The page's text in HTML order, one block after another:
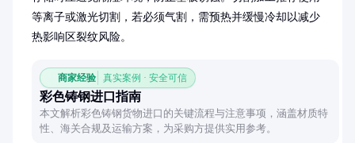
等离子或激光切割，若必须气割，需预热并缓慢冷却以减少
热影响区裂纹风险。
商家经验 真实案例 · 安全可信
彩色铸钢进口指南
本文解析彩色铸钢货物进口的关键流程与注意事项，涵盖材质特
性、海关合规及运输方案，为采购方提供实用参考。